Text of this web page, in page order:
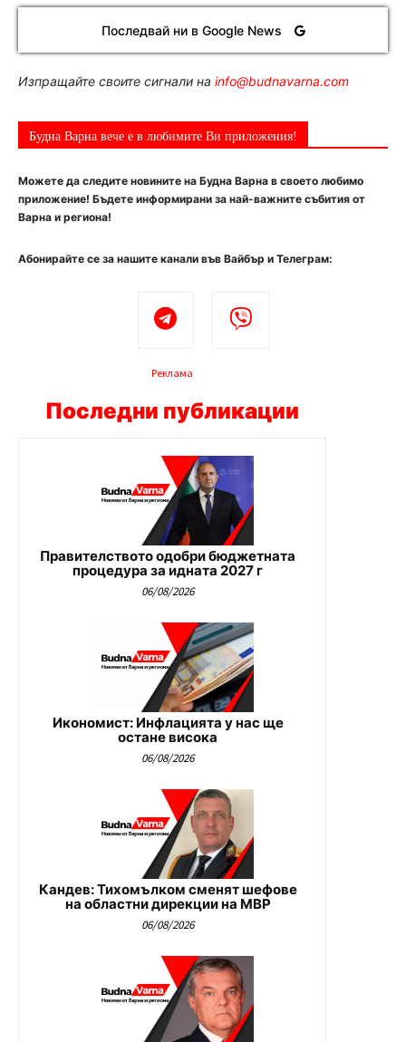
Последвай ни в Google News
Изпращайте своите сигнали на info@budnavarna.com
Будна Варна вече е в любимите Ви приложения!
Можете да следите новините на Будна Варна в своето любимо
приложение! Бъдете информирани за най-важните събития от
Варна и региона!
Абонирайте се за нашите канали във Вайбър и Телеграм:
Реклама
Последни публикации
Правителството одобри бюджетната
процедура за идната 2027 г
06/08/2026
Икономист: Инфлацията у нас ще
остане висока
06/08/2026
Кандев: Тихомълком сменят шефове
на областни дирекции на МВР
06/08/2026